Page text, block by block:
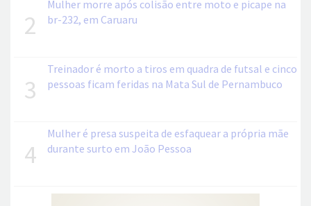
2
Mulher morre após colisão entre moto e picape na
br-232, em Caruaru
3
Treinador é morto a tiros em quadra de futsal e cinco
pessoas ficam feridas na Mata Sul de Pernambuco
4
Mulher é presa suspeita de esfaquear a própria mãe
durante surto em João Pessoa